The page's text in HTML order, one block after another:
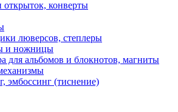
открыток, конверты
люверсов, степлеры
и ножницы
для альбомов и блокнотов, магниты
эмбоссинг (тиснение)